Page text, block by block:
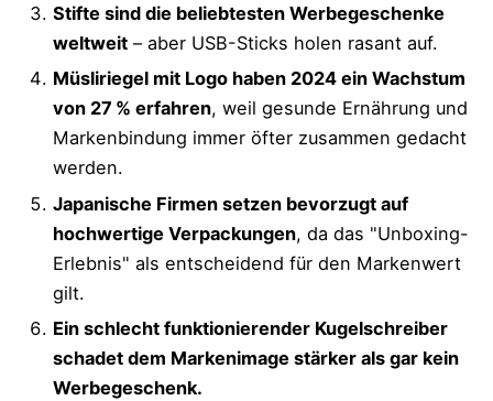
Stifte sind die beliebtesten Werbegeschenke
weltweit – aber USB-Sticks holen rasant auf.
Müsliriegel mit Logo haben 2024 ein Wachstum
von 27 % erfahren, weil gesunde Ernährung und
Markenbindung immer öfter zusammen gedacht
werden.
Japanische Firmen setzen bevorzugt auf
hochwertige Verpackungen, da das "Unboxing-
Erlebnis" als entscheidend für den Markenwert
gilt.
Ein schlecht funktionierender Kugelschreiber
schadet dem Markenimage stärker als gar kein
Werbegeschenk.